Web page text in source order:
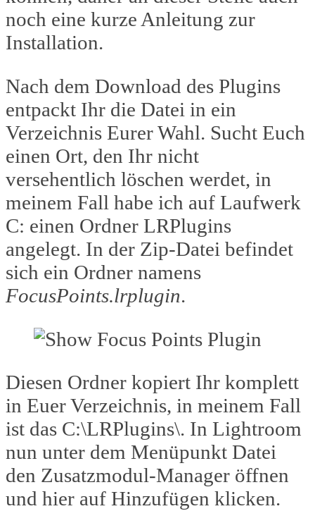
noch eine kurze Anleitung zur
Installation.
Nach dem Download des Plugins
entpackt Ihr die Datei in ein
Verzeichnis Eurer Wahl. Sucht Euch
einen Ort, den Ihr nicht
versehentlich löschen werdet, in
meinem Fall habe ich auf Laufwerk
C: einen Ordner LRPlugins
angelegt. In der Zip-Datei befindet
sich ein Ordner namens
FocusPoints.lrplugin.
Diesen Ordner kopiert Ihr komplett
in Euer Verzeichnis, in meinem Fall
ist das C:\LRPlugins\. In Lightroom
nun unter dem Menüpunkt Datei
den Zusatzmodul-Manager öffnen
und hier auf Hinzufügen klicken.